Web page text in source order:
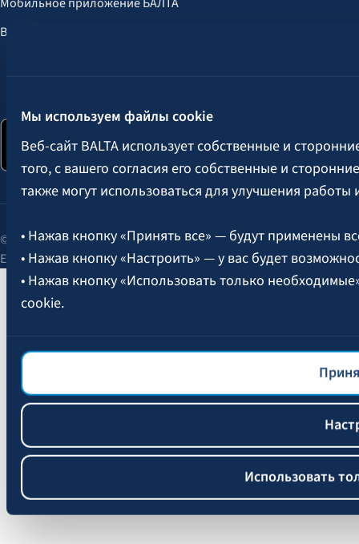
Мы используем файлы cookie
Веб-сайт BALTA использует собственные и
того, с вашего согласия его собственные и
также могут использоваться для улучшения работы
• Нажав кнопку «Принять все» — будут применены
• Нажав кнопку «Настроить» — у вас будет
• Нажав кнопку «Использовать только
cookie.
Более подробная информация об управлении
Использовать
Выгоды для клиентов
© 2026 AAS BALTA | улица Сканстес 25, Рига, LV-1013, Латвия.
Единый рег. № 40003049409.